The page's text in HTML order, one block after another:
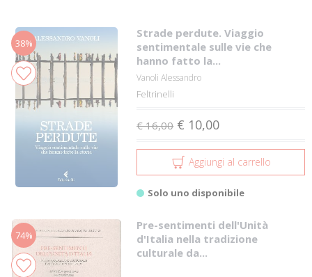
38%
Strade perdute. Viaggio
sentimentale sulle vie che
hanno fatto la...
Vanoli Alessandro
Feltrinelli
€ 16,00 € 10,00
Aggiungi al carrello
Solo uno disponibile
74%
Pre-sentimenti dell'Unità
d'Italia nella tradizione
culturale da...